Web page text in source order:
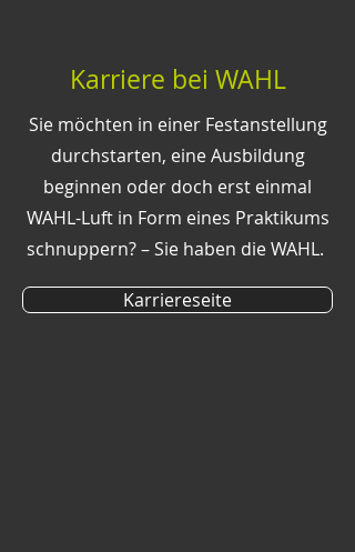
Karriere bei WAHL
Sie möchten in einer Festanstellung
durchstarten, eine Ausbildung
beginnen oder doch erst einmal
WAHL-Luft in Form eines Praktikums
schnuppern? – Sie haben die WAHL.
Karriereseite